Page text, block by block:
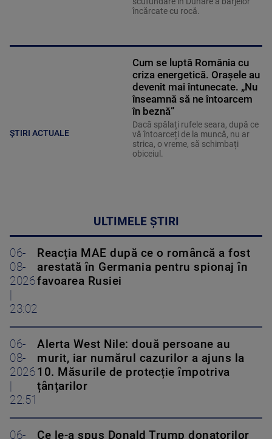
încărcate cu rocă.
ȘTIRI ACTUALE
Cum se luptă România cu
criza energetică. Orașele au
devenit mai întunecate. „Nu
înseamnă să ne întoarcem
în beznă”
Dacă spălați rufele seara, după ce
vă întoarceți de la muncă, nu ar
strica, o vreme, să schimbați
obiceiul.
ULTIMELE ȘTIRI
06-
08-
2026
23:02
Reacția MAE după ce o româncă a fost
arestată în Germania pentru spionaj în
favoarea Rusiei
06-
08-
2026
22:51
Alerta West Nile: două persoane au
murit, iar numărul cazurilor a ajuns la
10. Măsurile de protecție împotriva
țânțarilor
06-
Ce le-a spus Donald Trump donatorilor